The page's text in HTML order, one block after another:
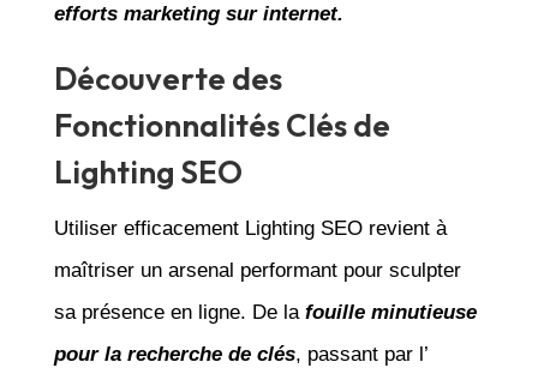
efforts marketing sur internet.
Découverte des
Fonctionnalités Clés de
Lighting SEO
Utiliser efficacement Lighting SEO revient à
maîtriser un arsenal performant pour sculpter
sa présence en ligne. De la fouille minutieuse
pour la recherche de clés, passant par l’